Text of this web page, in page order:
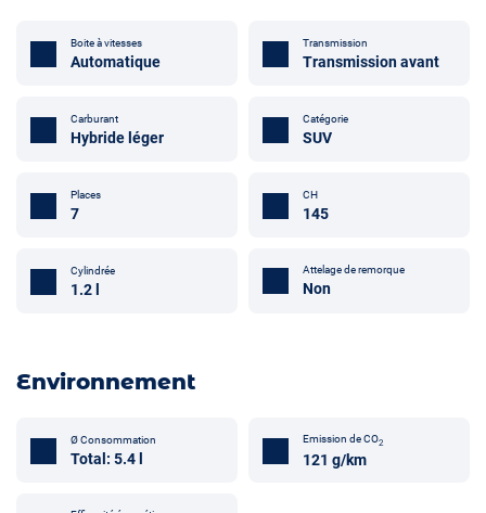
Boite à vitesses
Automatique
Transmission
Transmission avant
Carburant
Hybride léger
Catégorie
SUV
Places
7
CH
145
Cylindrée
1.2 l
Attelage de remorque
Non
Environnement
Ø Consommation
Total: 5.4 l
Emission de CO2
121 g/km